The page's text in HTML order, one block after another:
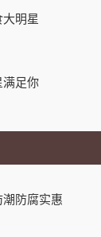
明星
满足你
防腐实惠